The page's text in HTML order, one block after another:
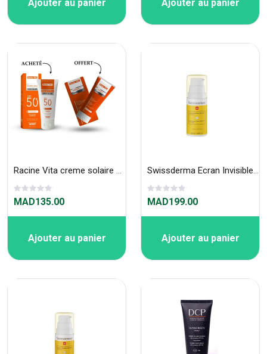
Ajouter au panier Ajouter au panier
Racine Vita creme solaire spf50+ (50ml)
MAD135.00
Ajouter au panier
Swissderma Ecran Invisible Spf50+ 50ml
MAD199.00
Ajouter au panier